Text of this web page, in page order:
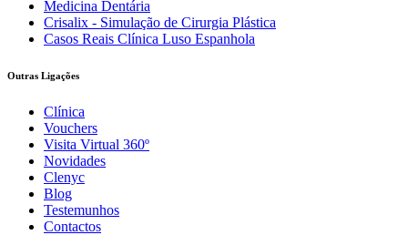
Medicina Dentária
Crisalix - Simulação de Cirurgia Plástica
Casos Reais Clínica Luso Espanhola
Outras Ligações
Clínica
Vouchers
Visita Virtual 360º
Novidades
Clenyc
Blog
Testemunhos
Contactos